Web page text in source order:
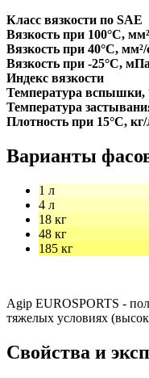
Класс вязкости по SAE
Вязкость при 100°С,
Вязкость при 40°С, мм²/
Вязкость при -25°С,
Индекс вязкости
Температура вспышки,
Температура
Плотность при 15°С,
Варианты
1 л
4 л
18 кг
48 кг
185 кг
Agip EUROSPORTS -
тяжелых условиях
Свойства и